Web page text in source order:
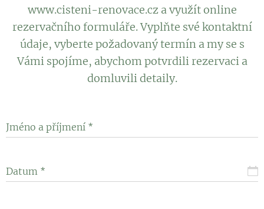
www.cisteni-renovace.cz a využít online
rezervačního formuláře. Vyplňte své kontaktní
údaje, vyberte požadovaný termín a my se s
Vámi spojíme, abychom potvrdili rezervaci a
domluvili detaily.
Jméno a příjmení
Datum